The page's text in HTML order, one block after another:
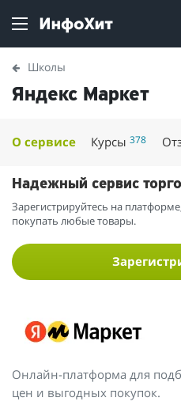
Школы
Яндекс Маркет
О сервисе Курсы378
Онлайн-платформа для
цен и выгодных покупок.
Надежный сервис
Зарегистрируйтесь на
покупать любые товары.